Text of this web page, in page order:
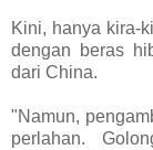
Kini, hanya kira-
dengan beras
dari China.
"Namun,
perlahan.